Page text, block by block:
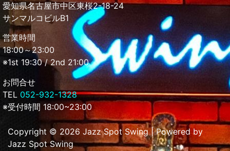
愛知県名古屋市中区東桜2-18-24
サンマルコビルB1
営業時間
18:00～23:00
※1st 19:30 / 2nd 21:00
お問合せ
TEL 052-932-1328
※受付時間 18:00~23:00
Copyright © 2026 Jazz Spot Swing | Powered by
Jazz Spot Swing